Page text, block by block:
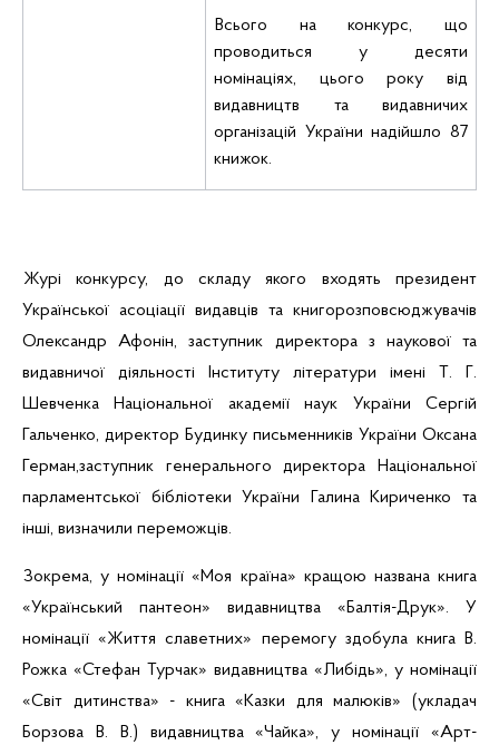
Всього на конкурс, що
проводиться у десяти
номінаціях, цього року від
видавництв та видавничих
організацій Українинадійшло 87
книжок.
Журі конкурсу, до складу якого входять
президент
Української асоціації видавців та книгорозповсюджувачів
ОлександрАфонін, заступник директора з наукової та
видавничої діяльності Інституту літератури імені Т. Г.
Шевченка Національної академії наук України Сергій
Гальченко, директор Будинку письменників України Оксана
Герман,заступник генерального директора Національної
парламентської бібліотеки України Галина Кириченко та
інші, визначили переможців.
Зокрема, у номінації «Моя країна» кращою названа книга
«Український пантеон» видавництва «Балтія-Друк». У
номінації «Життя славетних» перемогу здобула книга В.
Рожка «Стефан Турчак» видавництва «Либідь», у номінації
«Світ дитинства» - книга «Казки для малюків» (укладач
Борзова В. В.) видавництва «Чайка», у номінації «Арт-